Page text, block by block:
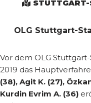
OLG Stuttgart-
Vor dem OLG
2019 das
(38), Agit K. (27),
Kurdin Evrim A. (36)